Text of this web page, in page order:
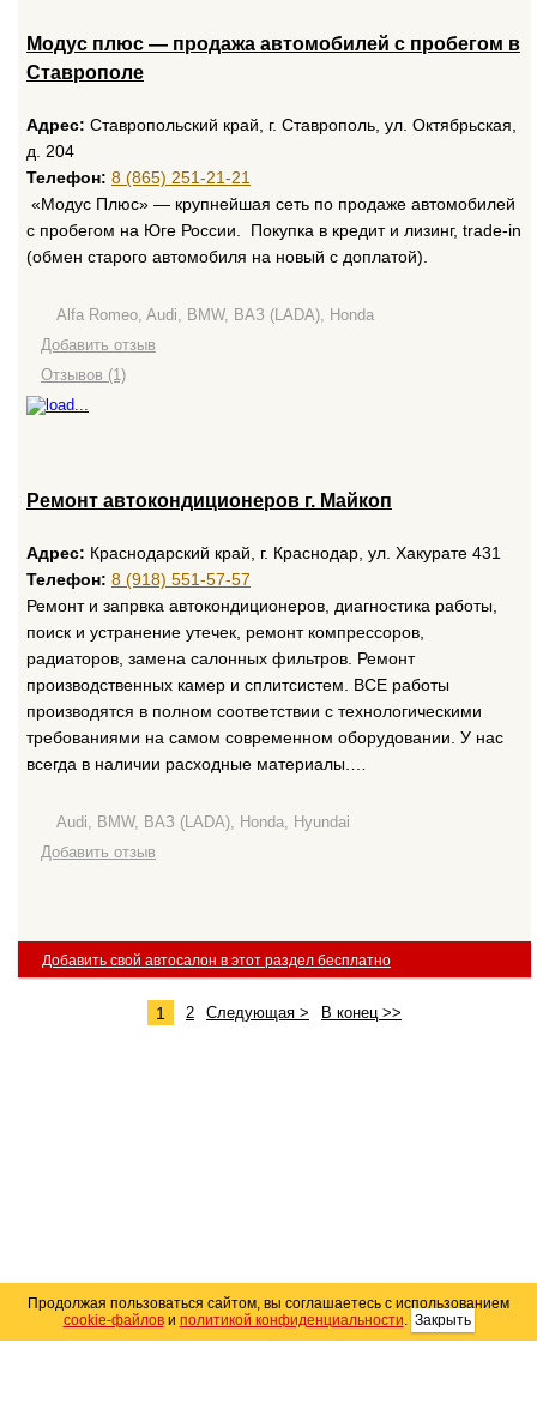
Модус плюс — продажа автомобилей с пробегом в
Ставрополе
Адрес: Ставропольский край, г. Ставрополь, ул. Октябрьская,
д. 204
Телефон: 8 (865) 251-21-21
«Модус Плюс» — крупнейшая сеть по продаже автомобилей
с пробегом на Юге России. Покупка в кредит и лизинг, trade-in
(обмен старого автомобиля на новый с доплатой).
Alfa Romeo, Audi, BMW, ВАЗ (LADA), Honda
Добавить отзыв
Отзывов (1)
Ремонт автокондиционеров г. Майкоп
Адрес: Краснодарский край, г. Краснодар, ул. Хакурате 431
Телефон: 8 (918) 551-57-57
Ремонт и запрвка автокондиционеров, диагностика работы,
поиск и устранение утечек, ремонт компрессоров,
радиаторов, замена салонных фильтров. Ремонт
производственных камер и сплитсистем. ВСЕ работы
производятся в полном соответствии с технологическими
требованиями на самом современном оборудовании. У нас
всегда в наличии расходные материалы.…
Audi, BMW, ВАЗ (LADA), Honda, Hyundai
Добавить отзыв
Добавить свой автосалон в этот раздел бесплатно
1 2 Следующая > В конец >>
Продолжая пользоваться сайтом, вы соглашаетесь с использованием
cookie-файлови политикой конфиденциальности. Закрыть